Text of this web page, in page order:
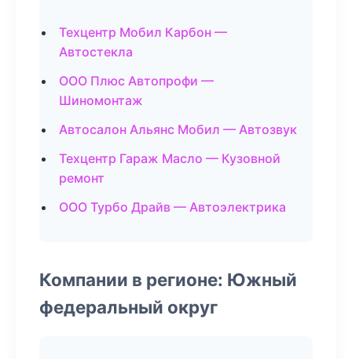
Техцентр Мобил Карбон —
Автостекла
ООО Плюс Автопрофи —
Шиномонтаж
Автосалон Альянс Мобил — Автозвук
Техцентр Гараж Масло — Кузовной
ремонт
ООО Турбо Драйв — Автоэлектрика
Компании в регионе: Южный
федеральный округ